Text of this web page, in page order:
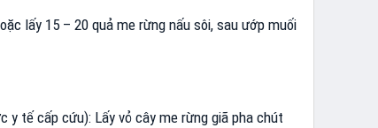
lấy 15 – 20 quả me rừng nấu sôi, sau ướp muối
tế cấp cứu): Lấy vỏ cây me rừng giã pha chút